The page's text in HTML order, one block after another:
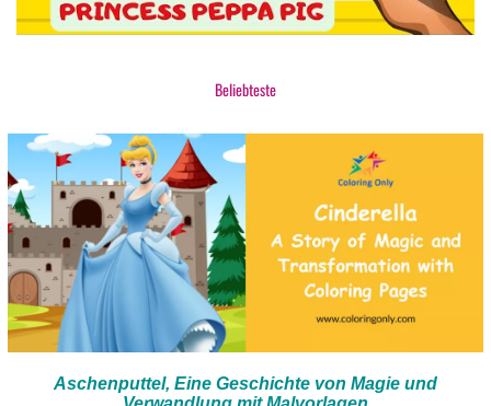
Beliebteste
Aschenputtel, Eine Geschichte von Magie und